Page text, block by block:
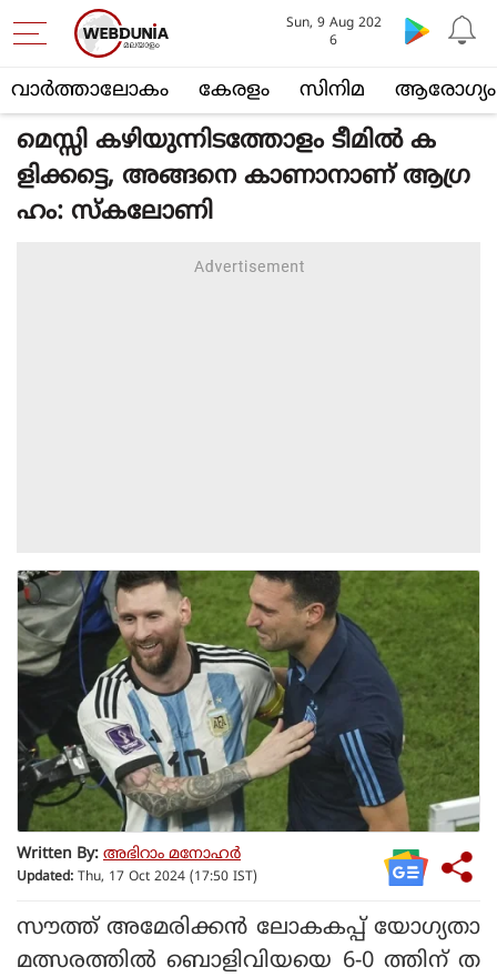
വാര്‍ത്താലോകം കേരളം സിനിമ ആരോഗ്യം
Sun, 9 Aug 202
6
മെസ്സി കഴിയുന്നിടത്തോളം ടീമിൽ ക
ളിക്കട്ടെ, അങ്ങനെ കാണാനാണ് ആഗ്ര
ഹം: സ്കലോണി
Written By: അഭിറാം മനോഹർ
Updated: Thu, 17 Oct 2024 (17:50 IST)
സൗത്ത് അമേരിക്കന്‍ ലോകകപ്പ് യോഗ്യതാ
മത്സരത്തില്‍ ബൊളിവിയയെ 6-0 ത്തിന് ത